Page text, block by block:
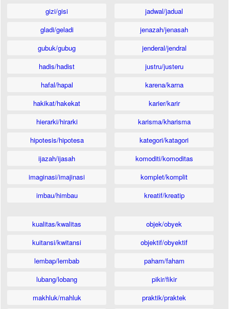
gizi/gisi
gladi/geladi
gubuk/gubug
hadis/hadist
hafal/hapal
hakikat/hakekat
hierarki/hirarki
hipotesis/hipotesa
ijazah/ijasah
imaginasi/imajinasi
imbau/himbau
jadwal/jadual
jenazah/jenasah
jenderal/jendral
justru/justeru
karena/karna
karier/karir
karisma/kharisma
kategori/katagori
komoditi/komoditas
komplet/komplit
kreatif/kreatip
kualitas/kwalitas
kuitansi/kwitansi
lembap/lembab
lubang/lobang
makhluk/mahluk
objek/obyek
objektif/obyektif
paham/faham
pikir/fikir
praktik/praktek